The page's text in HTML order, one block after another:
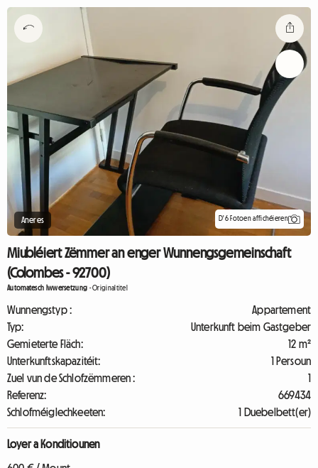
Aneres D'6 Fotoen affichéieren
Miubléiert Zëmmer an enger Wunnengsgemeinschaft
(Colombes - 92700)
Automatesch Iwwersetzung -Originaltitel
Wunnengstyp :
Appartement
Typ:
Unterkunft beim Gastgeber
Gemieterte Fläch:
12 m²
Unterkunftskapazitéit:
1 Persoun
Zuel vun de Schlofzëmmeren :
1
Referenz:
669434
Schlofméiglechkeeten:
1 Duebelbett(er)
Loyer a Konditiounen